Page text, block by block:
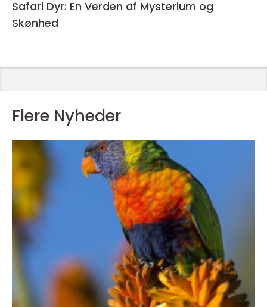
Safari Dyr: En Verden af Mysterium og
Skønhed
Flere Nyheder